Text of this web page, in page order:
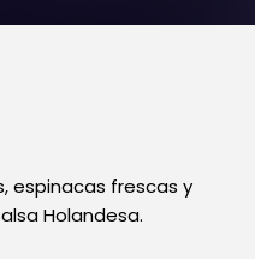
espinacas frescas y
Holandesa.